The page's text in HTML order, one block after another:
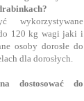
wykorzystywane
120 kg wagi jaki i
osoby dorosłe do
dla dorosłych.
dostosować do